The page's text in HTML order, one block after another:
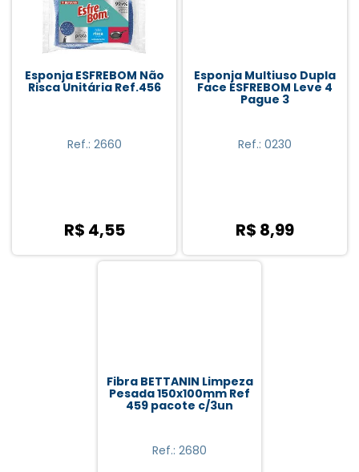
Esponja ESFREBOM Não
Risca Unitária Ref.456
Ref.: 2660
R$ 4,55
Esponja Multiuso Dupla
Face ESFREBOM Leve 4
Pague 3
Ref.: 0230
R$ 8,99
Fibra BETTANIN Limpeza
Pesada 150x100mm Ref
459 pacote c/3un
Ref.: 2680